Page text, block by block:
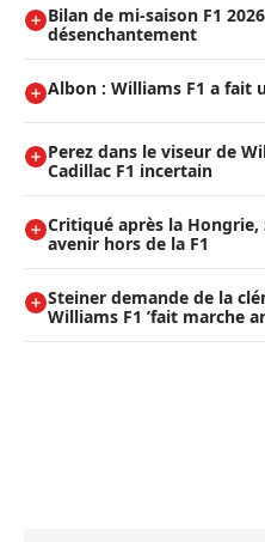
Bilan de mi-saison F1
désenchantement
Albon : Williams F1 a fait
Perez dans le viseur de
Cadillac F1 incertain
Critiqué après la Hongrie,
avenir hors de la F1
Steiner demande de la
Williams F1 ’fait marche